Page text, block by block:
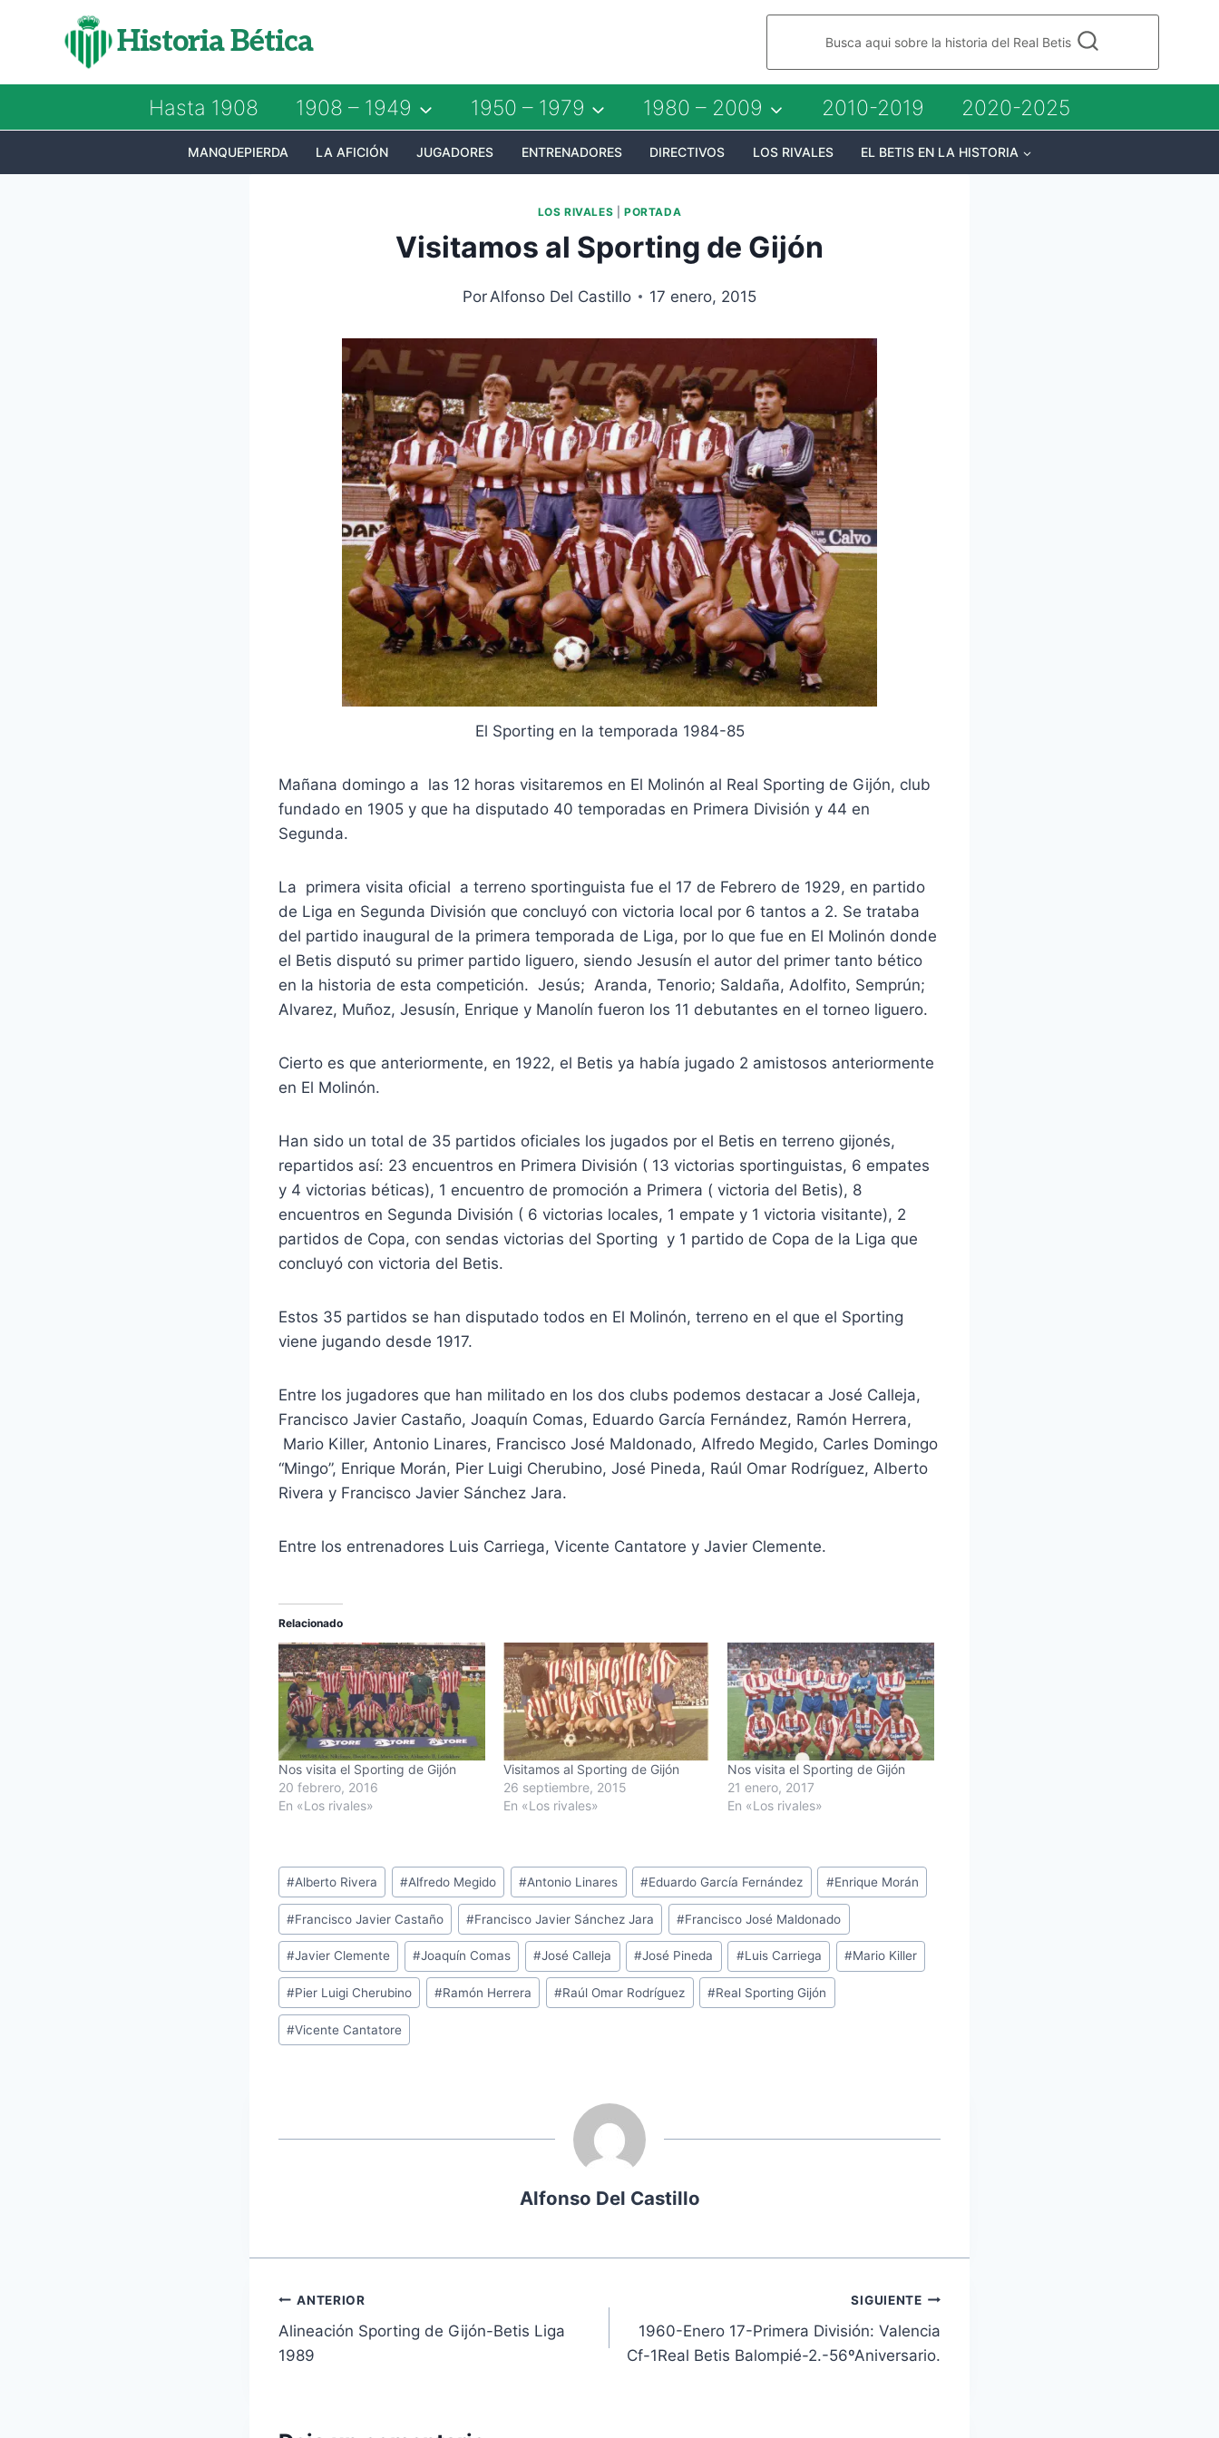
Historia Bética Busca aqui sobre la historia del Real Betis
Hasta 1908 1908 – 1949 1950 – 1979 1980 – 2009 2010-2019 2020-2025
MANQUEPIERDA LA AFICIÓN JUGADORES ENTRENADORES DIRECTIVOS LOS RIVALES EL BETIS EN LA HISTORIA
LOS RIVALES |PORTADA
Visitamos al Sporting de Gijón
Por Alfonso Del Castillo 17 enero, 2015
El Sporting en la temporada 1984-85
Mañana domingo a las 12 horas visitaremos en El Molinón al Real Sporting de Gijón, club
fundado en 1905 y que ha disputado 40 temporadas en Primera División y 44 en
Segunda.
La primera visita oficial a terreno sportinguista fue el 17 de Febrero de 1929, en partido
de Liga en Segunda División que concluyó con victoria local por 6 tantos a 2. Se trataba
del partido inaugural de la primera temporada de Liga, por lo que fue en El Molinón donde
el Betis disputó su primer partido liguero, siendo Jesusín el autor del primer tanto bético
en la historia de esta competición. Jesús; Aranda, Tenorio; Saldaña, Adolfito, Semprún;
Alvarez, Muñoz, Jesusín, Enrique y Manolín fueron los 11 debutantes en el torneo liguero.
Cierto es que anteriormente, en 1922, el Betis ya había jugado 2 amistosos anteriormente
en El Molinón.
Han sido un total de 35 partidos oficiales los jugados por el Betis en terreno gijonés,
repartidos así: 23 encuentros en Primera División ( 13 victorias sportinguistas, 6 empates
y 4 victorias béticas), 1 encuentro de promoción a Primera ( victoria del Betis), 8
encuentros en Segunda División ( 6 victorias locales, 1 empate y 1 victoria visitante), 2
partidos de Copa, con sendas victorias del Sporting y 1 partido de Copa de la Liga que
concluyó con victoria del Betis.
Estos 35 partidos se han disputado todos en El Molinón, terreno en el que el Sporting
viene jugando desde 1917.
Entre los jugadores que han militado en los dos clubs podemos destacar a José Calleja,
Francisco Javier Castaño, Joaquín Comas, Eduardo García Fernández, Ramón Herrera,
Mario Killer, Antonio Linares, Francisco José Maldonado, Alfredo Megido, Carles Domingo
“Mingo”, Enrique Morán, Pier Luigi Cherubino, José Pineda, Raúl Omar Rodríguez, Alberto
Rivera y Francisco Javier Sánchez Jara.
Entre los entrenadores Luis Carriega, Vicente Cantatore y Javier Clemente.
Relacionado
Nos visita el Sporting de Gijón
20 febrero, 2016
En «Los rivales»
Visitamos al Sporting de Gijón
26 septiembre, 2015
En «Los rivales»
Nos visita el Sporting de Gijón
21 enero, 2017
En «Los rivales»
Etiquetas
de
la
entrada:
#Alberto Rivera #Alfredo Megido #Antonio Linares #Eduardo García Fernández #Enrique Morán
#Francisco Javier Castaño #Francisco Javier Sánchez Jara #Francisco José Maldonado
#Javier Clemente #Joaquín Comas #José Calleja #José Pineda #Luis Carriega #Mario Killer
#Pier Luigi Cherubino #Ramón Herrera #Raúl Omar Rodríguez #Real Sporting Gijón
#Vicente Cantatore
Alfonso Del Castillo
Navegación
de
ANTERIOR
Alineación Sporting de Gijón-Betis Liga
1989
SIGUIENTE
1960-Enero 17-Primera División: Valencia
Cf-1Real Betis Balompié-2.-56ºAniversario.